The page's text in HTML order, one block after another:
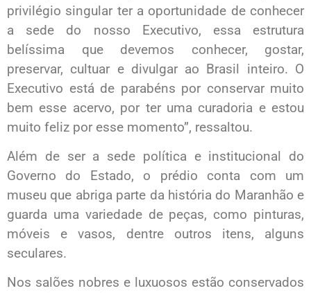
privilégio singular ter a oportunidade de conhecer
a sede do nosso Executivo, essa estrutura
belíssima que devemos conhecer, gostar,
preservar, cultuar e divulgar ao Brasil inteiro. O
Executivo está de parabéns por conservar muito
bem esse acervo, por ter uma curadoria e estou
muito feliz por esse momento”, ressaltou.
Além de ser a sede política e institucional do
Governo do Estado, o prédio conta com um
museu que abriga parte da história do Maranhão e
guarda uma variedade de peças, como pinturas,
móveis e vasos, dentre outros itens, alguns
seculares.
Nos salões nobres e luxuosos estão conservados